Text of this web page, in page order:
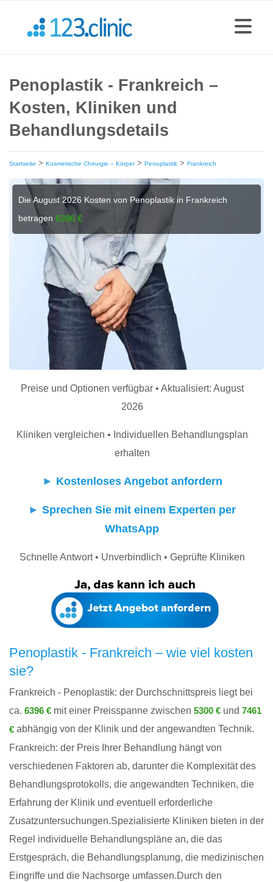
Penoplastik - Frankreich –
Kosten, Kliniken und
Behandlungsdetails
Startseite > Kosmetische Chirurgie – Körper> Penoplastik > Frankreich
Die August 2026 Kosten von Penoplastik in Frankreich
betragen6396 €
Preise und Optionen verfügbar • Aktualisiert: August
2026
Kliniken vergleichen • Individuellen Behandlungsplan
erhalten
► Kostenloses Angebot anfordern
► Sprechen Sie mit einem Experten per
WhatsApp
Schnelle Antwort • Unverbindlich • Geprüfte Kliniken
Penoplastik - Frankreich – wie viel kosten
sie?
Frankreich - Penoplastik: der Durchschnittspreis liegt bei
ca. 6396 € mit einer Preisspanne zwischen 5300 € und 7461
€ abhängig von der Klinik und der angewandten Technik.
Frankreich: der Preis Ihrer Behandlung hängt von
verschiedenen Faktoren ab, darunter die Komplexität des
Behandlungsprotokolls, die angewandten Techniken, die
Erfahrung der Klinik und eventuell erforderliche
Zusatzuntersuchungen.Spezialisierte Kliniken bieten in der
Regel individuelle Behandlungspläne an, die das
Erstgespräch, die Behandlungsplanung, die medizinischen
Eingriffe und die Nachsorge umfassen.Durch den